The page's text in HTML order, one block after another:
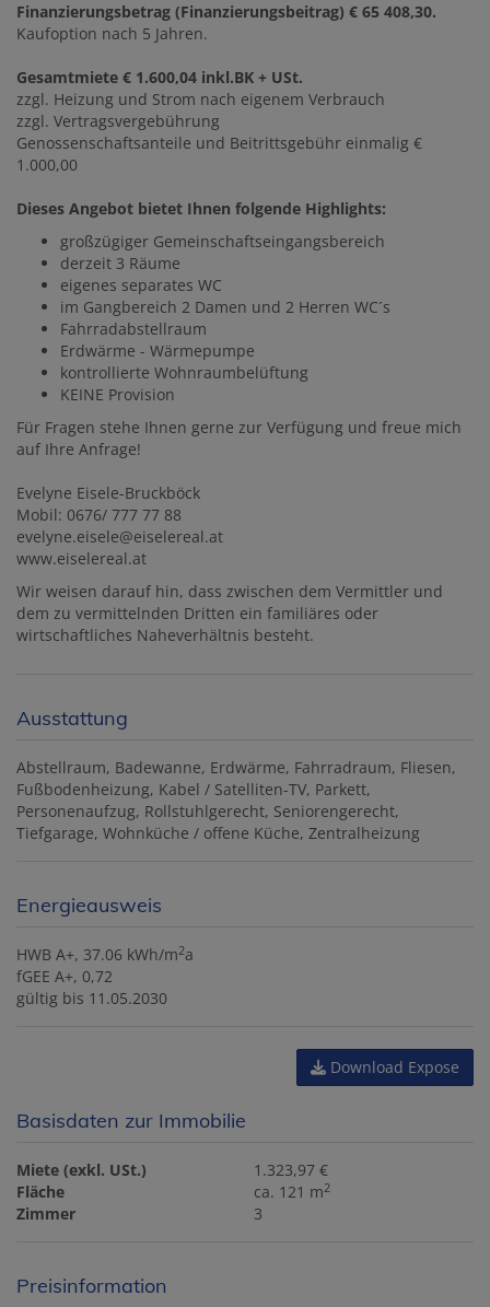
Finanzierungsbetrag (Finanzierungsbeitrag) € 65 408,30.
Kaufoption nach 5 Jahren.
Gesamtmiete € 1.600,04 inkl.BK + USt.
zzgl. Heizung und Strom nach eigenem Verbrauch
zzgl. Vertragsvergebührung
Genossenschaftsanteile und Beitrittsgebühr einmalig €
1.000,00
Dieses Angebot bietet Ihnen folgende Highlights:
großzügiger Gemeinschaftseingangsbereich
derzeit 3 Räume
eigenes separates WC
im Gangbereich 2 Damen und 2 Herren WC´s
Fahrradabstellraum
Erdwärme - Wärmepumpe
kontrollierte Wohnraumbelüftung
KEINE Provision
Für Fragen stehe Ihnen gerne zur Verfügung und freue mich
auf Ihre Anfrage!
Evelyne Eisele-Bruckböck
Mobil: 0676/ 777 77 88
evelyne.eisele@eiselereal.at
www.eiselereal.at
Wir weisen darauf hin, dass zwischen dem Vermittler und
dem zu vermittelnden Dritten ein familiäres oder
wirtschaftliches Naheverhältnis besteht.
Ausstattung
Abstellraum Badewanne Erdwärme Fahrradraum Fliesen
Fußbodenheizung Kabel / Satelliten-TV Parkett
Personenaufzug Rollstuhlgerecht Seniorengerecht
Tiefgarage Wohnküche / offene Küche Zentralheizung
Energieausweis
HWB A+, 37.06 kWh/m2a
fGEE A+, 0,72
gültig bis 11.05.2030
Download Expose
Basisdaten zur Immobilie
Miete (exkl. USt.)
1.323,97 €
Fläche
ca. 121 m2
Zimmer 3
Preisinformation